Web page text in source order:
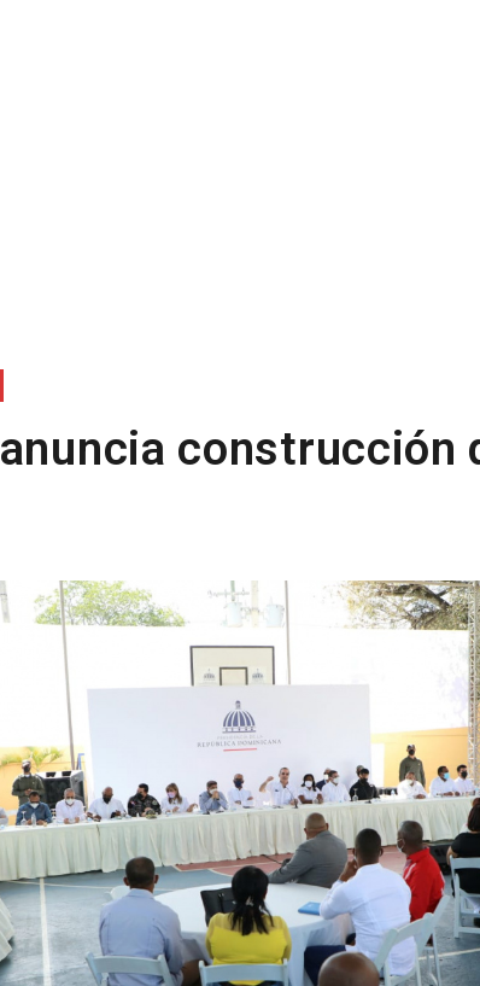
construcción